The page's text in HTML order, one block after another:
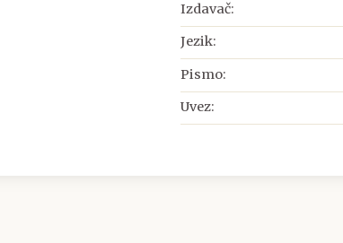
Izdavač:
Jezik:
Pismo:
Uvez: